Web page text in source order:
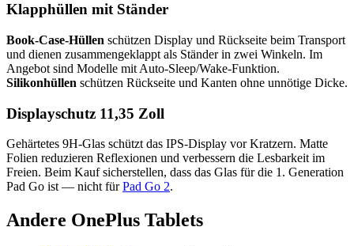
Klapphüllen mit Ständer
Book-Case-Hüllen schützen Display und Rückseite beim Transport
und dienen zusammengeklappt als Ständer in zwei Winkeln. Im
Angebot sind Modelle mit Auto-Sleep/Wake-Funktion.
Silikonhüllen schützen Rückseite und Kanten ohne unnötige Dicke.
Displayschutz 11,35 Zoll
Gehärtetes 9H-Glas schützt das IPS-Display vor Kratzern. Matte
Folien reduzieren Reflexionen und verbessern die Lesbarkeit im
Freien. Beim Kauf sicherstellen, dass das Glas für die 1. Generation
Pad Go ist — nicht fürPad Go 2.
Andere OnePlus Tablets